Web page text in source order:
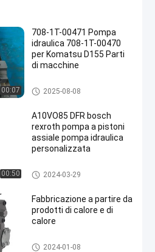
00:07
708-1T-00471 Pompa
idraulica 708-1T-00470
per Komatsu D155 Parti
di macchine
pompa idraulica a pistoni
2025-08-08
00:50
A10VO85 DFR bosch
rexroth pompa a pistoni
assiale pompa idraulica
personalizzata
Pompe idrauliche Rexroth
2024-03-29
Fabbricazione a partire da
prodotti di calore e di
calore
pompa idraulica a pistoni
2024-01-08